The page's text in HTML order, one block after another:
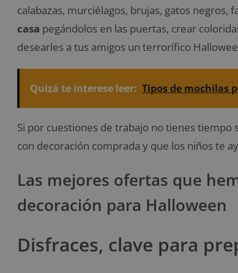
calabazas, murciélagos, brujas, gatos
casa pegándolos en las puertas, crear
desearles a tus amigos un terrorífico
Quizá te interese leer: Tipos de mochilas
Si por cuestiones de trabajo no tienes
con decoración comprada y que los niños te
Las mejores ofertas que
decoración para Halloween
Disfraces, clave para